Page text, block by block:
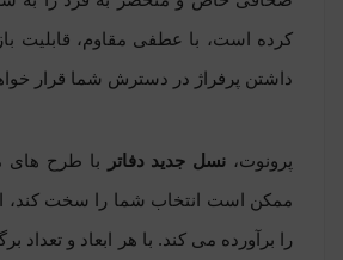
داشتن پرفراژ در دسترش شما قرار
پرونوت، نسل جدید دفاتر
با طرح های
ممکن است انتخاب شما را سخت کند،
را برآورده می کند. با هر ابعاد و تعداد